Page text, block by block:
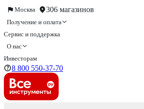
Москва 306 магазинов
Получение и оплата
Сервис и поддержка
О нас
Инвесторам
8 800 550-37-70